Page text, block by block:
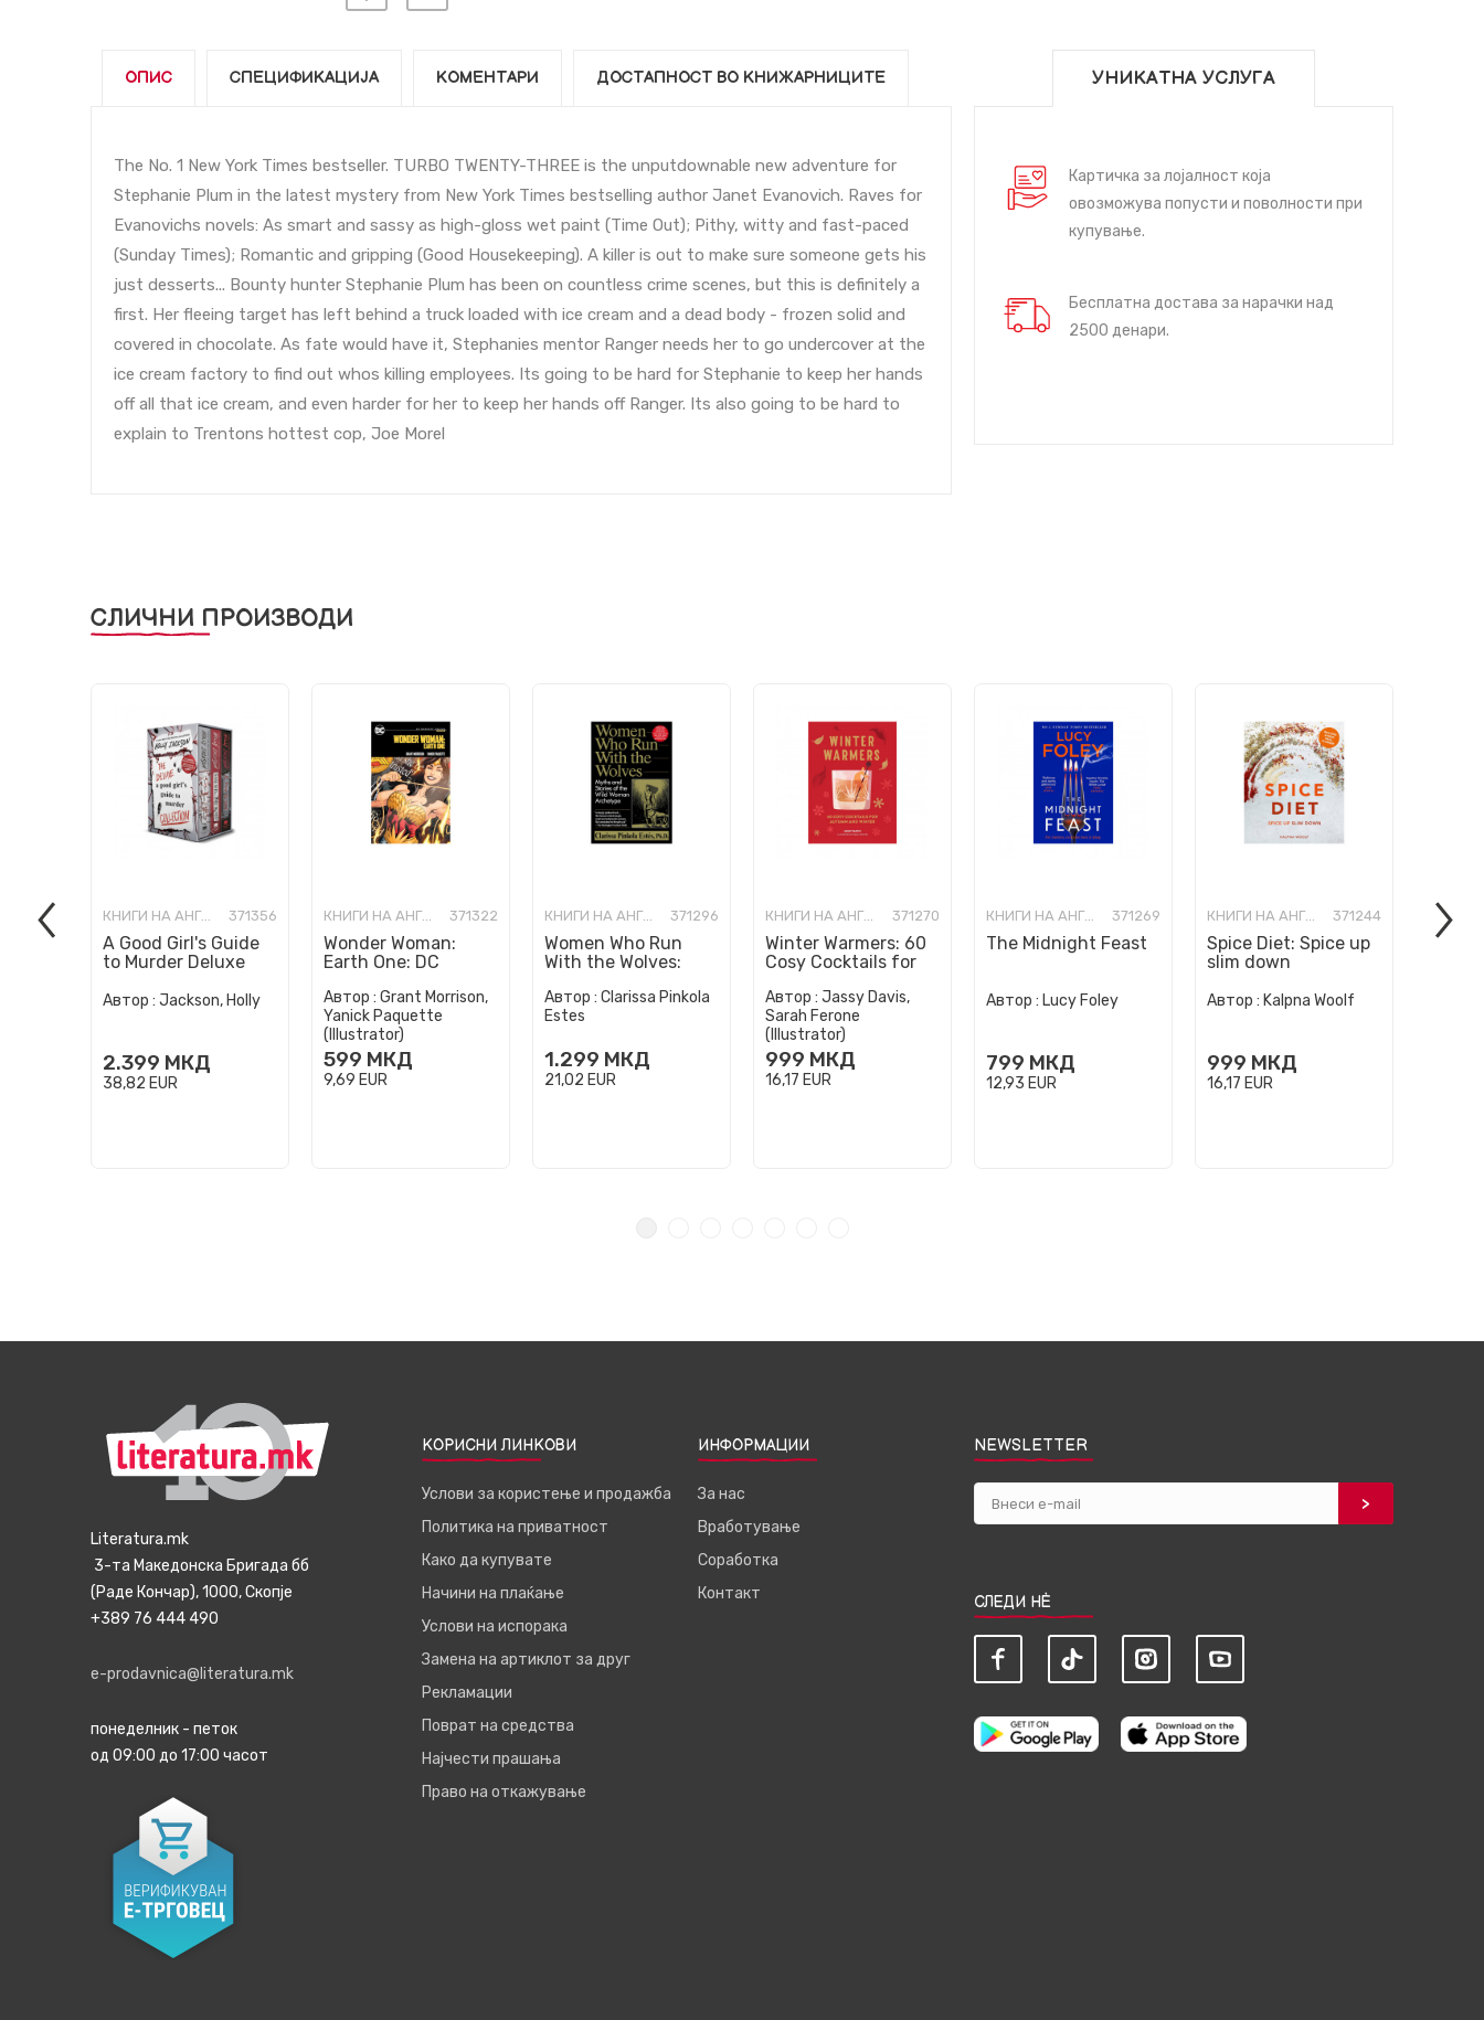
ОПИС СПЕЦИФИКАЦИЈА КОМЕНТАРИ ДОСТАПНОСТ ВО КНИЖАРНИЦИТЕ
The No. 1 New York Times bestseller. TURBO TWENTY-THREE is the unputdownable new adventure for
Stephanie Plum in the latest mystery from New York Times bestselling author Janet Evanovich. Raves for
Evanovichs novels: As smart and sassy as high-gloss wet paint (Time Out); Pithy, witty and fast-paced
(Sunday Times); Romantic and gripping (Good Housekeeping). A killer is out to make sure someone gets his
just desserts... Bounty hunter Stephanie Plum has been on countless crime scenes, but this is definitely a
first. Her fleeing target has left behind a truck loaded with ice cream and a dead body - frozen solid and
covered in chocolate. As fate would have it, Stephanies mentor Ranger needs her to go undercover at the
ice cream factory to find out whos killing employees. Its going to be hard for Stephanie to keep her hands
off all that ice cream, and even harder for her to keep her hands off Ranger. Its also going to be hard to
explain to Trentons hottest cop, Joe Morel
УНИКАТНА УСЛУГА
Картичка за лојалност која
овозможува попусти и поволности при
купување.
Бесплатна достава за нарачки над
2500 денари.
СЛИЧНИ ПРОИЗВОДИ
КНИГИ НА АНГЛИСКИ ЈАЗИК 371356
A Good Girl's Guide
to Murder Deluxe
Set: Special Deluxe
Автор : Jackson, Holly
2.399 МКД
38,82 EUR
КНИГИ НА АНГЛИСКИ ЈАЗИК 371322
Wonder Woman:
Earth One: DC
Edition
Автор : Grant Morrison,
Yanick Paquette
(Illustrator)
599 МКД
9,69 EUR
КНИГИ НА АНГЛИСКИ ЈАЗИК 371296
Women Who Run
With the Wolves:
the Wild Woman
Archetype
Автор : Clarissa Pinkola
Estes
1.299 МКД
21,02 EUR
КНИГИ НА АНГЛИСКИ ЈАЗИК 371270
Winter Warmers: 60
Cosy Cocktails for
Автор : Jassy Davis,
Sarah Ferone
(Illustrator)
999 МКД
16,17 EUR
КНИГИ НА АНГЛИСКИ ЈАЗИК 371269
The Midnight Feast
Автор : Lucy Foley
799 МКД
12,93 EUR
КНИГИ НА АНГЛИСКИ ЈАЗИК 371244
Spice Diet: Spice up
slim down
Автор : Kalpna Woolf
999 МКД
16,17 EUR
How
Literatura.mk
3-та Македонска Бригада бб
(Раде Кончар), 1000, Скопје
+389 76 444 490
e-prodavnica@literatura.mk
понеделник - петок
од 09:00 до 17:00 часот
КОРИСНИ ЛИНКОВИ
Услови за користење и продажба
Политика на приватност
Како да купувате
Начини на плаќање
Услови на испорака
Замена на артиклот за друг
Рекламации
Поврат на средства
Најчести прашања
Право на откажување
ИНФОРМАЦИИ
За нас
Вработување
Соработка
Контакт
NEWSLETTER
СЛЕДИ НЀ